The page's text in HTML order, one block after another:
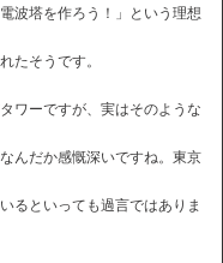
波塔を作ろう！」という理想
たそうです。
ワーですが、実はそのような
んだか感慨深いですね。東京
るといっても過言ではありま